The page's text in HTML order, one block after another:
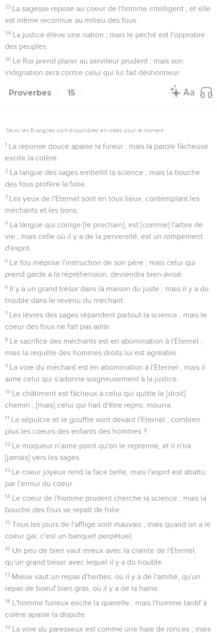
33 La sagesse repose au coeur de l'homme intelligent ; et elle
est même reconnue au milieu des fous.
34 La justice élève une nation ; mais le péché est l'opprobre
des peuples.
35 Le Roi prend plaisir au serviteur prudent ; mais son
indignation sera contre celui qui lui fait déshonneur.
Proverbes 15
Seuls les Évangiles sont disponibles en vidéo pour le moment.
1 La réponse douce apaise la fureur ; mais la parole fâcheuse
excite la colère.
2 La langue des sages embellit la science ; mais la bouche
des fous profère la folie.
3 Les yeux de l'Eternel sont en tous lieux, contemplant les
méchants et les bons.
4 La langue qui corrige [le prochain], est [comme] l'arbre de
vie ; mais celle où il y a de la perversité, est un rompement
d'esprit.
5 Le fou méprise l'instruction de son père ; mais celui qui
prend garde à la répréhension, deviendra bien-avisé.
6 Il y a un grand trésor dans la maison du juste ; mais il y a du
trouble dans le revenu du méchant.
7 Les lèvres des sages répandent partout la science ; mais le
coeur des fous ne fait pas ainsi.
8 Le sacrifice des méchants est en abomination à l'Eternel ;
mais la requête des hommes droits lui est agréable.
9 La voie du méchant est en abomination à l'Eternel ; mais il
aime celui qui s'adonne soigneusement à la justice.
10 Le châtiment est fâcheux à celui qui quitte le [droit]
chemin ; [mais] celui qui hait d'être repris, mourra.
11 Le sépulcre et le gouffre sont devant l'Eternel ; combien
plus les coeurs des enfants des hommes ?
12 Le moqueur n'aime point qu'on le reprenne, et il n'ira
[jamais] vers les sages.
13 Le coeur joyeux rend la face belle, mais l'esprit est abattu
par l'ennui du coeur.
14 Le coeur de l'homme prudent cherche la science ; mais la
bouche des fous se repaît de folie.
15 Tous les jours de l'affligé sont mauvais ; mais quand on a le
coeur gai, c'est un banquet perpétuel.
16 Un peu de bien vaut mieux avec la crainte de l'Eternel,
qu'un grand trésor avec lequel il y a du trouble.
17 Mieux vaut un repas d'herbes, où il y a de l'amitié, qu'un
repas de boeuf bien gras, où il y a de la haine.
18 L'homme furieux excite la querelle ; mais l'homme tardif à
colère apaise la dispute.
19 La voie du paresseux est comme une haie de ronces ; mais